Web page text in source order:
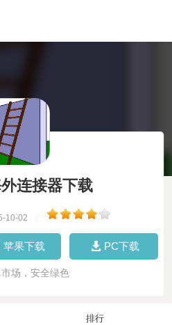
连接器下载
10-02
苹果下载 PC下载
场，安全绿色
排行